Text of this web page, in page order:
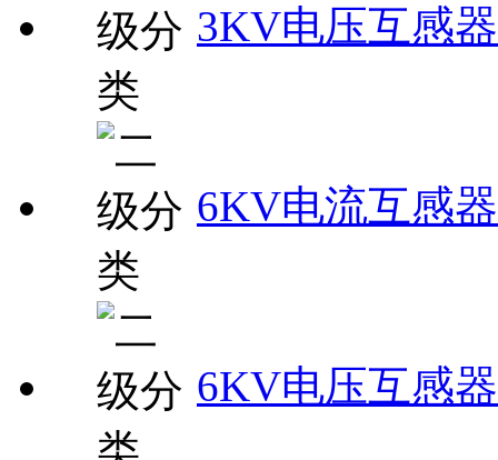
3KV电压互感器
6KV电流互感器
6KV电压互感器